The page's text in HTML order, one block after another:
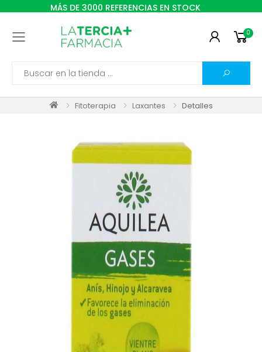
MÁS DE 3000 REFERENCIAS EN STOCK
Toggle mobile menu 0
Search
Fitoterapia Laxantes Detalles